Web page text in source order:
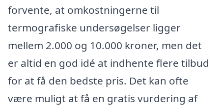
forvente, at omkostningerne til
termografiske undersøgelser ligger
mellem 2.000 og 10.000 kroner, men det
er altid en god idé at indhente flere tilbud
for at få den bedste pris. Det kan ofte
være muligt at få en gratis vurdering af